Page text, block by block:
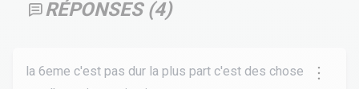
RÉPONSES (4)
la 6eme c'est pas dur la plus part c'est des chose